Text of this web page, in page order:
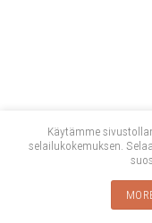
Käytämme
selailukokemuksen.